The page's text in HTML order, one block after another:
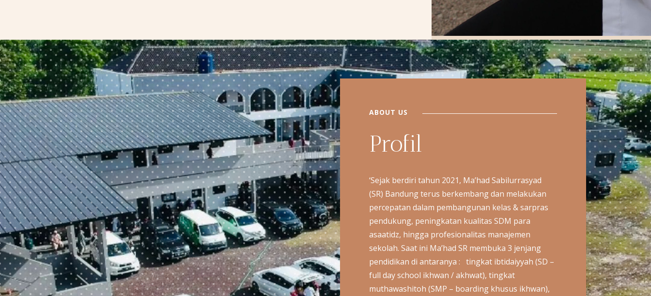
ABOUT US
ABOUT US
Profil
‘Sejak berdiri tahun 2021, Ma’had Sabilurrasyad
(SR) Bandung terus berkembang dan melakukan
percepatan dalam pembangunan kelas & sarpras
pendukung, peningkatan kualitas SDM para
asaatidz, hingga profesionalitas manajemen
sekolah. Saat ini Ma’had SR membuka 3 jenjang
pendidikan di antaranya : tingkat ibtidaiyyah (SD –
full day school ikhwan / akhwat), tingkat
muthawashitoh (SMP – boarding khusus ikhwan),